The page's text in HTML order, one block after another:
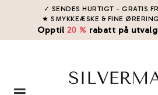
✓ SENDES HURTIGT - GRATIS
★ SMYKKEÆSKE & FINE
Opptil 20 % rabatt på
Toggle